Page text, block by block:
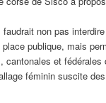
non pas
publique, mais
cantonales et fédérales
féminin suscite